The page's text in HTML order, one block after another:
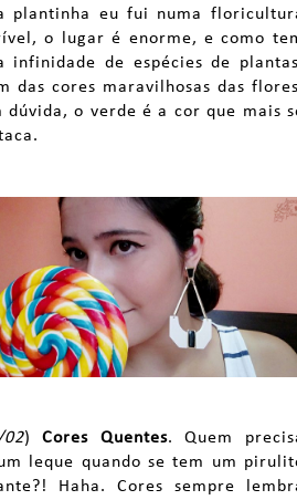
plantinha eu fui numa
o lugar é enorme, e como
infinidade de espécies de
das cores maravilhosas das
dúvida, o verde é a cor que mais
02)Cores Quentes. Quem
leque quando se tem um
Haha. Cores sempre